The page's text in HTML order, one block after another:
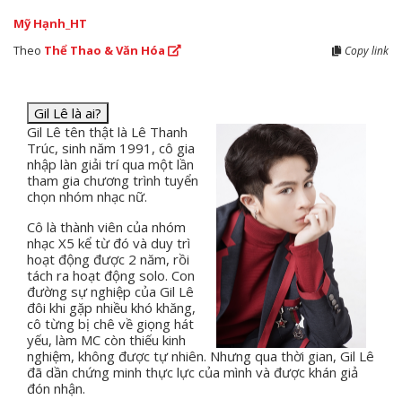
Mỹ Hạnh_HT
Theo Thể Thao & Văn Hóa Copy link
Gil Lê là ai?
Gil Lê tên thật là Lê Thanh
Trúc, sinh năm 1991, cô gia
nhập làn giải trí qua một lần
tham gia chương trình tuyển
chọn nhóm nhạc nữ.
Cô là thành viên của nhóm
nhạc X5 kể từ đó và duy trì
hoạt động được 2 năm, rồi
tách ra hoạt động solo. Con
đường sự nghiệp của Gil Lê
đôi khi gặp nhiều khó khăng,
cô từng bị chê về giọng hát
yếu, làm MC còn thiếu kinh
nghiệm, không được tự nhiên. Nhưng qua thời gian, Gil Lê
đã dần chứng minh thực lực của mình và được khán giả
đón nhận.